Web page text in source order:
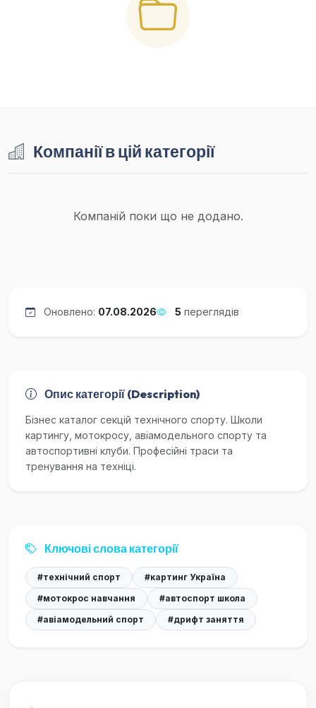
Компанії в цій категорії
Компаній поки що не додано.
Оновлено: 07.08.2026 5 переглядів
Опис категорії (Description)
Бізнес каталог секцій технічного спорту. Школи
картингу, мотокросу, авіамодельного спорту та
автоспортивні клуби. Професійні траси та
тренування на техніці.
Ключові слова категорії
#технічний спорт
#картинг Україна
#мотокрос навчання
#автоспорт школа
#авіамодельний спорт
#дрифт заняття